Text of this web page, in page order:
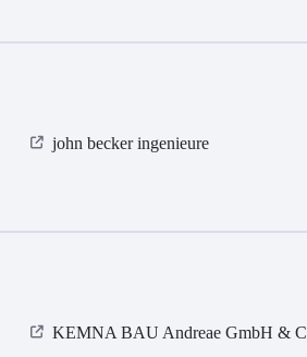
john becker ingenieure
KEMNA BAU Andreae GmbH &